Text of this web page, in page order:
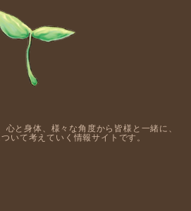
と身体、様々な角度から皆様と一緒に、
いて考えていく情報サイトです。